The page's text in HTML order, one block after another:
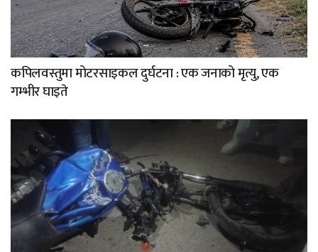
कपिलवस्तुमा मोटरसाइकल दुर्घटना : एक जनाको मृत्यु, एक
गम्भीर घाइते